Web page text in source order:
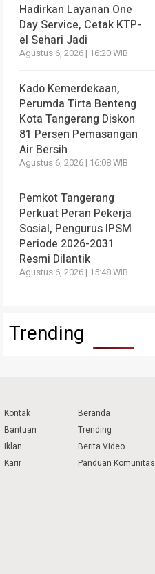
Hadirkan Layanan One
Day Service, Cetak KTP-
el Sehari Jadi
Agustus 6, 2026 | 16:20 WIB
Kado Kemerdekaan,
Perumda Tirta Benteng
Kota Tangerang Diskon
81 Persen Pemasangan
Air Bersih
Agustus 6, 2026 | 16:08 WIB
Pemkot Tangerang
Perkuat Peran Pekerja
Sosial, Pengurus IPSM
Periode 2026-2031
Resmi Dilantik
Agustus 6, 2026 | 15:48 WIB
Trending
Kontak
Bantuan
Iklan
Karir
Beranda
Trending
Berita Video
Panduan Komunitas